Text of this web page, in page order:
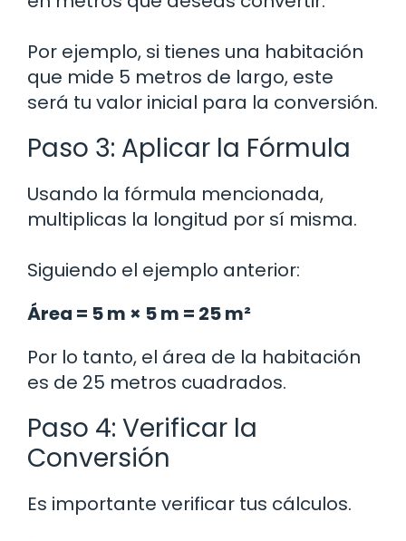
Por ejemplo, si tienes una habitación
que mide 5 metros de largo, este
será tu valor inicial para la conversión.
Paso 3: Aplicar la Fórmula
Usando la fórmula mencionada,
multiplicas la longitud por sí misma.
Siguiendo el ejemplo anterior:
Área = 5 m × 5 m = 25 m²
Por lo tanto, el área de la habitación
es de 25 metros cuadrados.
Paso 4: Verificar la
Conversión
Es importante verificar tus cálculos.